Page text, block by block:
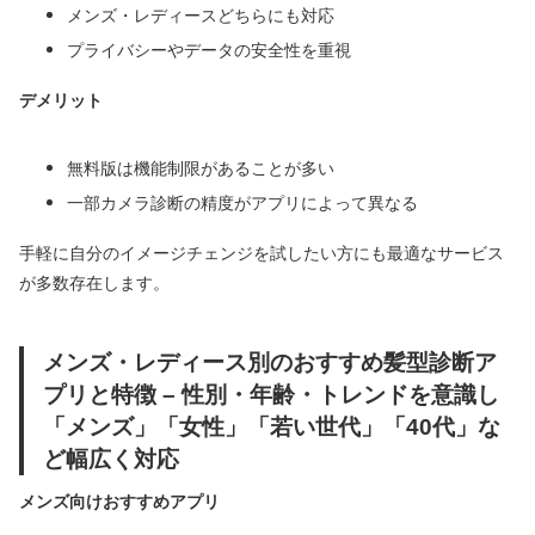
メンズ・レディースどちらにも対応
プライバシーやデータの安全性を重視
デメリット
無料版は機能制限があることが多い
一部カメラ診断の精度がアプリによって異なる
手軽に自分のイメージチェンジを試したい方にも最適なサービス
が多数存在します。
メンズ・レディース別のおすすめ髪型診断ア
プリと特徴 – 性別・年齢・トレンドを意識し
「メンズ」「女性」「若い世代」「40代」な
ど幅広く対応
メンズ向けおすすめアプリ